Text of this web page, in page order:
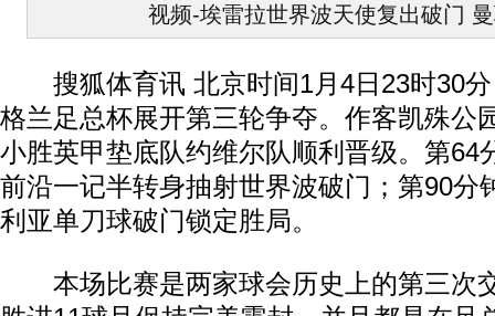
视频-埃雷拉世界波天使复出破门
搜狐体育讯 北京时间1月4日23时30分
格兰足总杯展开第三轮争夺。作客凯殊公
小胜英甲垫底队约维尔队顺利晋级。第64
前沿一记半转身抽射世界波破门；第90分
利亚单刀球破门锁定胜局。
本场比赛是两家球会历史上的第三次